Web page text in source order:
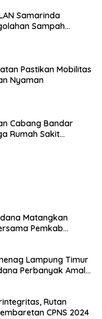
Samarinda
Sampah
Pastikan Mobilitas
Nyaman
Cabang Bandar
Rumah Sakit
Matangkan
Pemkab
Lampung Timur
Perbanyak Amal
Rutan
CPNS 2024